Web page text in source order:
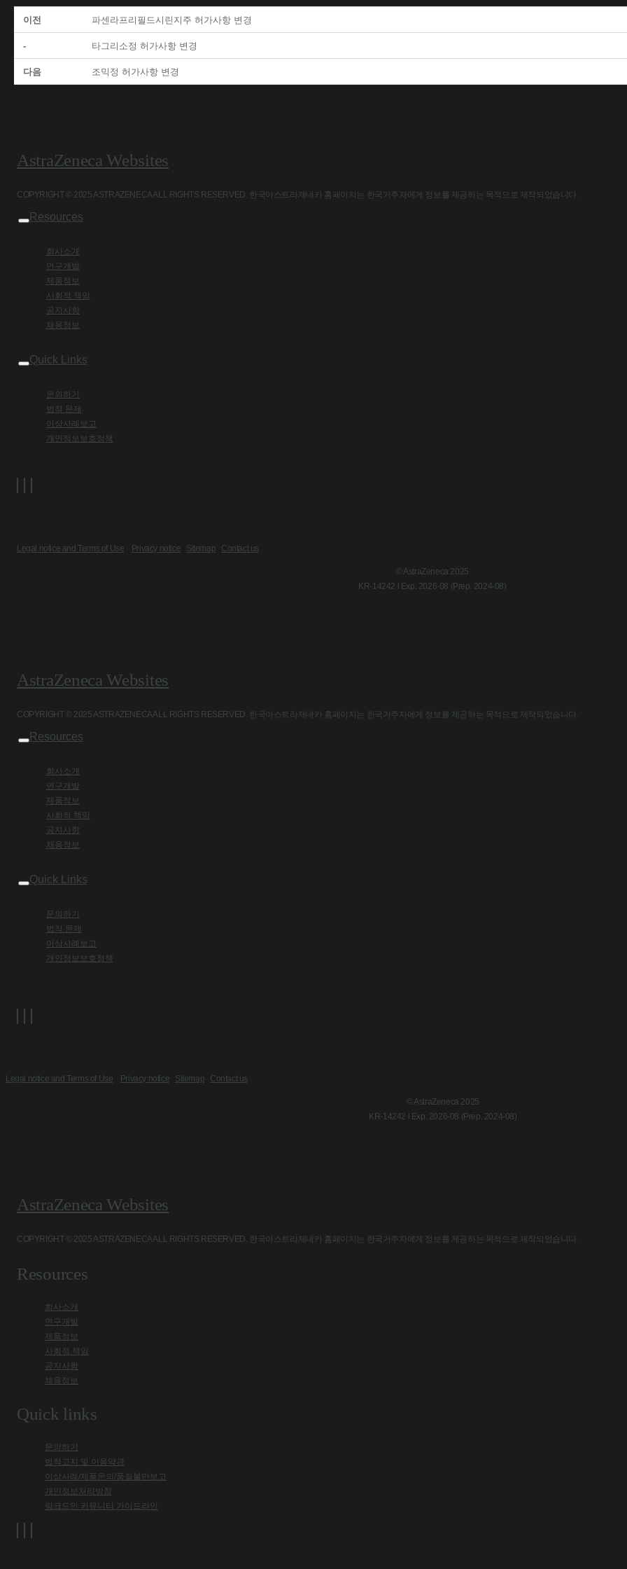
이전 파센라프리필드시린지주 허가사항 변경
- 타그리소정 허가사항 변경
다음 조믹정 허가사항 변경
AstraZeneca Websites
COPYRIGHT © 2025 ASTRAZENECA ALL RIGHTS RESERVED. 한국아스트라제네카 홈페이지는 한국거주자에게 정보를 제공하는 목적으로 제작되었습니다.
Resources
회사소개
연구개발
제품정보
사회적 책임
공지사항
채용정보
Quick Links
문의하기
법적 문제
이상사례보고
개인정보보호정책
Legal notice and Terms of Use Privacy notice Sitemap Contact us
© AstraZeneca 2025
KR-14242 l Exp. 2026-08 (Prep. 2024-08)
AstraZeneca Websites
COPYRIGHT © 2025 ASTRAZENECA ALL RIGHTS RESERVED. 한국아스트라제네카 홈페이지는 한국거주자에게 정보를 제공하는 목적으로 제작되었습니다.
Resources
회사소개
연구개발
제품정보
사회적 책임
공지사항
채용정보
Quick Links
문의하기
법적 문제
이상사례보고
개인정보보호정책
Legal notice and Terms of Use Privacy notice Sitemap Contact us
© AstraZeneca 2025
KR-14242 l Exp. 2026-08 (Prep. 2024-08)
AstraZeneca Websites
COPYRIGHT © 2025 ASTRAZENECA ALL RIGHTS RESERVED. 한국아스트라제네카 홈페이지는 한국거주자에게 정보를 제공하는 목적으로 제작되었습니다.
Resources
회사소개
연구개발
제품정보
사회적 책임
공지사항
채용정보
Quick links
문의하기
법적고지 및 이용약관
이상사례/제품문의/품질불만보고
개인정보처리방침
링크드인 커뮤니티 가이드라인